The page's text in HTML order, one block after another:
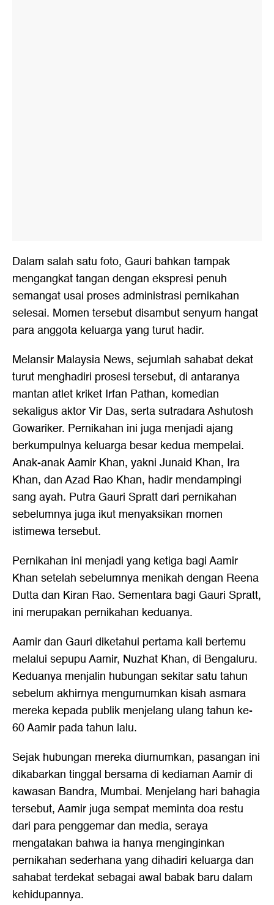
Dalam salah satu foto, Gauri bahkan tampak
mengangkat tangan dengan ekspresi penuh
semangat usai proses administrasi pernikahan
selesai. Momen tersebut disambut senyum hangat
para anggota keluarga yang turut hadir.
Melansir Malaysia News, sejumlah sahabat dekat
turut menghadiri prosesi tersebut, di antaranya
mantan atlet kriket Irfan Pathan, komedian
sekaligus aktor Vir Das, serta sutradara Ashutosh
Gowariker. Pernikahan ini juga menjadi ajang
berkumpulnya keluarga besar kedua mempelai.
Anak-anak Aamir Khan, yakni Junaid Khan, Ira
Khan, dan Azad Rao Khan, hadir mendampingi
sang ayah. Putra Gauri Spratt dari pernikahan
sebelumnya juga ikut menyaksikan momen
istimewa tersebut.
Pernikahan ini menjadi yang ketiga bagi Aamir
Khan setelah sebelumnya menikah dengan Reena
Dutta dan Kiran Rao. Sementara bagi Gauri Spratt,
ini merupakan pernikahan keduanya.
Aamir dan Gauri diketahui pertama kali bertemu
melalui sepupu Aamir, Nuzhat Khan, di Bengaluru.
Keduanya menjalin hubungan sekitar satu tahun
sebelum akhirnya mengumumkan kisah asmara
mereka kepada publik menjelang ulang tahun ke-
60 Aamir pada tahun lalu.
Sejak hubungan mereka diumumkan, pasangan ini
dikabarkan tinggal bersama di kediaman Aamir di
kawasan Bandra, Mumbai. Menjelang hari bahagia
tersebut, Aamir juga sempat meminta doa restu
dari para penggemar dan media, seraya
mengatakan bahwa ia hanya menginginkan
pernikahan sederhana yang dihadiri keluarga dan
sahabat terdekat sebagai awal babak baru dalam
kehidupannya.